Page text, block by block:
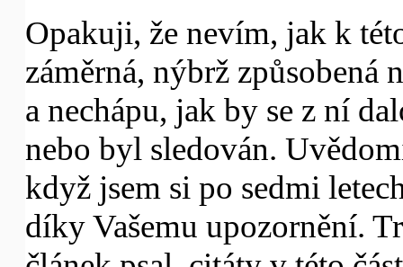
Opakuji, že nevím, jak k
záměrná, nýbrž způsobená
a nechápu, jak by se z ní
nebo byl sledován.
když jsem si po sedmi
díky Vašemu upozornění.